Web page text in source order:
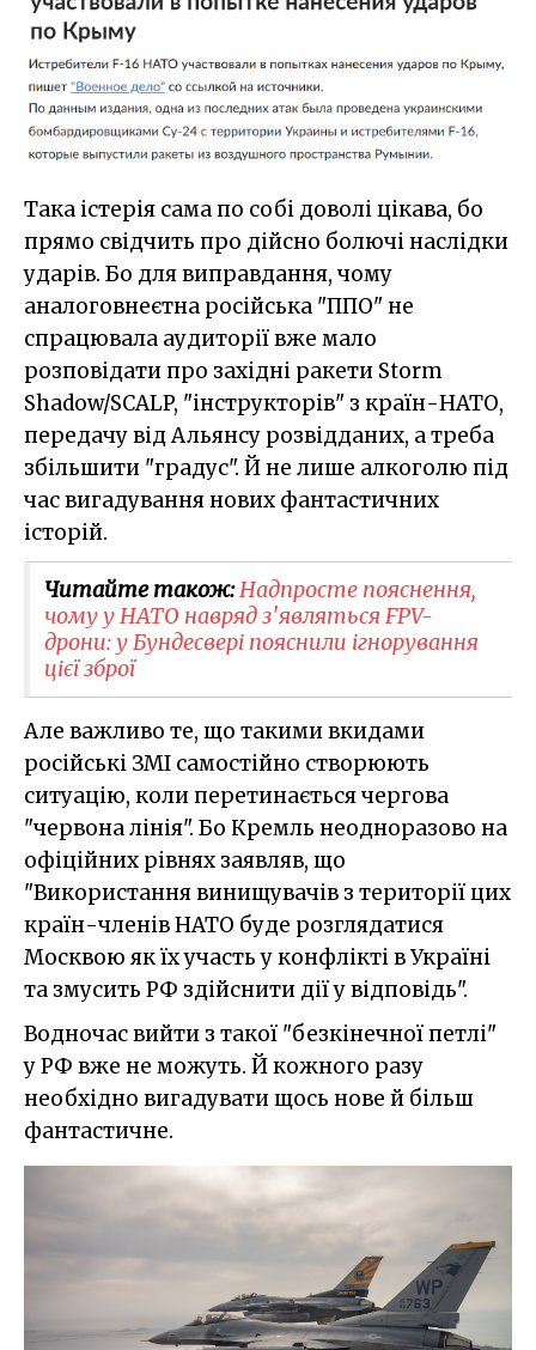
Така істерія сама по собі доволі цікава, бо
прямо свідчить про дійсно болючі наслідки
ударів. Бо для виправдання, чому
аналоговнеєтна російська "ППО" не
спрацювала аудиторії вже мало
розповідати про західні ракети Storm
Shadow/SCALP, "інструкторів" з країн-НАТО,
передачу від Альянсу розвідданих, а треба
збільшити "градус". Й не лише алкоголю під
час вигадування нових фантастичних
історій.
Читайте також:Надпросте пояснення,
чому у НАТО навряд з'являться FPV-
дрони: у Бундесвері пояснили ігнорування
цієї зброї
Але важливо те, що такими вкидами
російські ЗМІ самостійно створюють
ситуацію, коли перетинається чергова
"червона лінія". Бо Кремль неодноразово на
офіційних рівнях заявляв, що
"Використання винищувачів з території цих
країн-членів НАТО буде розглядатися
Москвою як їх участь у конфлікті в Україні
та змусить РФ здійснити дії у відповідь".
Водночас вийти з такої "безкінечної петлі"
у РФ вже не можуть. Й кожного разу
необхідно вигадувати щось нове й більш
фантастичне.